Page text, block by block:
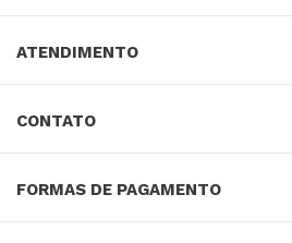
ATENDIMENTO
CONTATO
FORMAS DE PAGAMENTO